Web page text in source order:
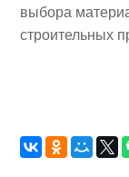
выбора
строительных